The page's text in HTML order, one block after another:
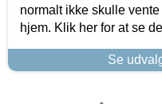
normalt ikke skulle
hjem. Klik her for at se
Se